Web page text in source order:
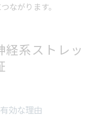
ながります。
経系ストレッ
効な理由